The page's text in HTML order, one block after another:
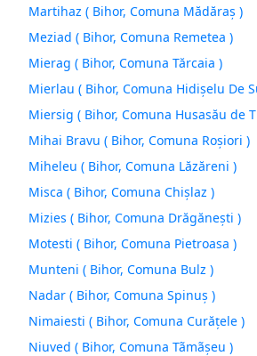
Martihaz ( Bihor, Comuna Mădăraş )
Meziad ( Bihor, Comuna Remetea )
Mierag ( Bihor, Comuna Tărcaia )
Mierlau ( Bihor, Comuna Hidişelu De
Miersig ( Bihor, Comuna Husasău de
Mihai Bravu ( Bihor, Comuna Roşiori )
Miheleu ( Bihor, Comuna Lăzăreni )
Misca ( Bihor, Comuna Chişlaz )
Mizies ( Bihor, Comuna Drăgăneşti )
Motesti ( Bihor, Comuna Pietroasa )
Munteni ( Bihor, Comuna Bulz )
Nadar ( Bihor, Comuna Spinuş )
Nimaiesti ( Bihor, Comuna Curăţele )
Niuved ( Bihor, Comuna Tãmãşeu )